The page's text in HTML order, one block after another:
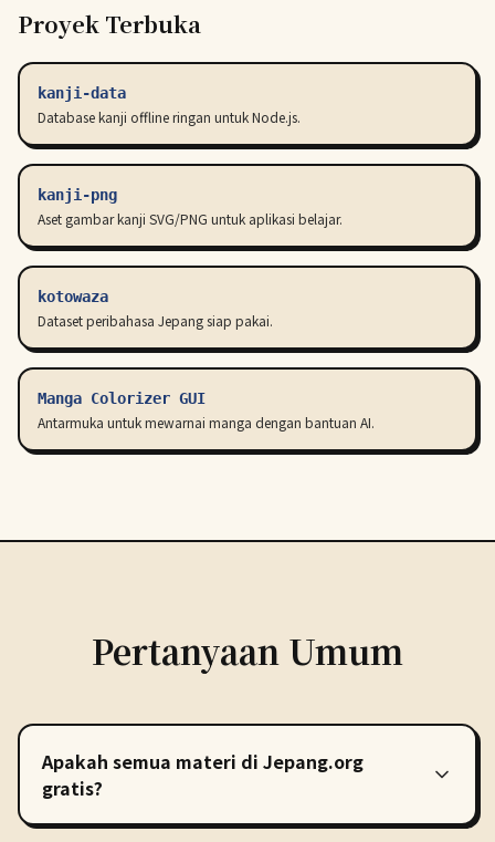
Proyek Terbuka
kanji-data
Database kanji offline ringan untuk Node.js.
kanji-png
Aset gambar kanji SVG/PNG untuk aplikasi belajar.
kotowaza
Dataset peribahasa Jepang siap pakai.
Manga Colorizer GUI
Antarmuka untuk mewarnai manga dengan bantuan AI.
Pertanyaan Umum
Apakah semua materi di Jepang.org
gratis?